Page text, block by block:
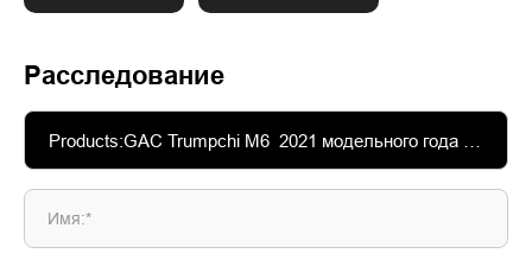
Расследование
Имя:*